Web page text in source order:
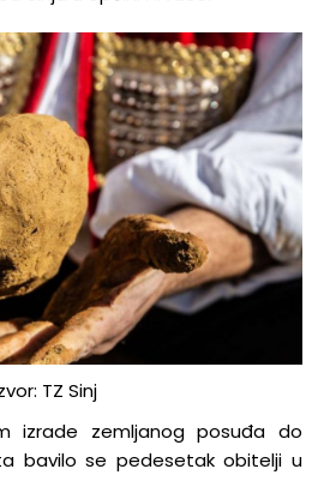
TZ Sinj
izrade zemljanog posuđa do
bavilo se pedesetak obitelji u